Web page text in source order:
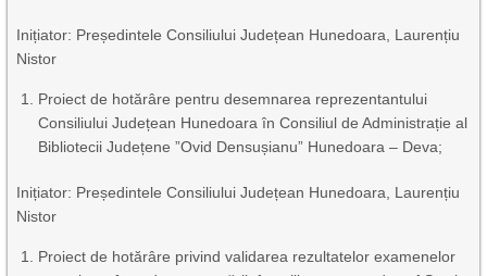
Inițiator: Președintele Consiliului Județean Hunedoara, Laurențiu
Nistor
Proiect de hotărâre pentru desemnarea reprezentantului
Consiliului Județean Hunedoara în Consiliul de Administrație al
Bibliotecii Județene ”Ovid Densușianu” Hunedoara – Deva;
Inițiator: Președintele Consiliului Județean Hunedoara, Laurențiu
Nistor
Proiect de hotărâre privind validarea rezultatelor examenelor